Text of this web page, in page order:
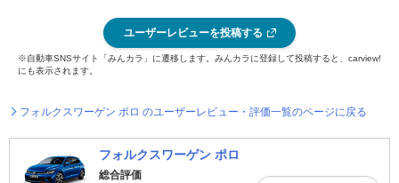
ユーザーレビューを投稿する
※自動車SNSサイト「みんカラ」に遷移します。みんカラに登録して投稿すると、carview!
にも表示されます。
フォルクスワーゲン ポロ のユーザーレビュー・評価一覧のページに戻る
フォルクスワーゲン ポロ
総合評価